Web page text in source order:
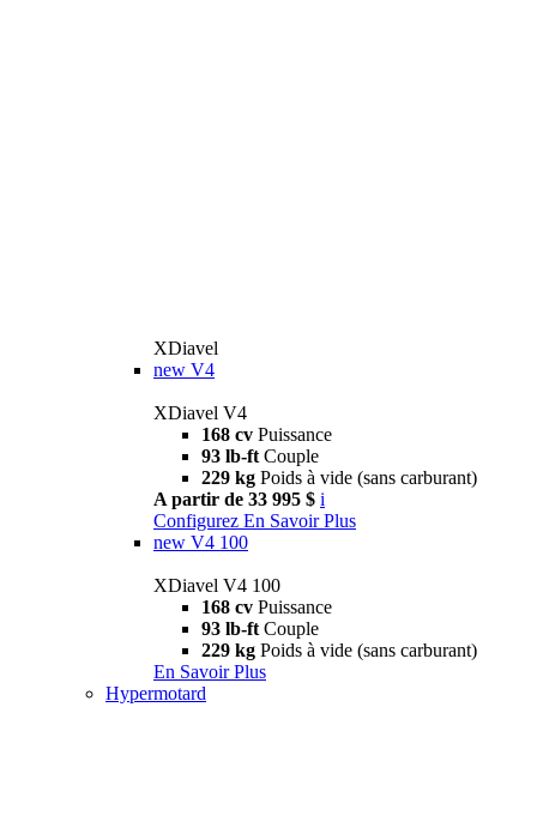
XDiavel
new V4
XDiavel V4
168 cv Puissance
93 lb-ft Couple
229 kg Poids à vide (sans carburant)
A partir de 33 995 $ i
Configurez En Savoir Plus
new V4 100
XDiavel V4 100
168 cv Puissance
93 lb-ft Couple
229 kg Poids à vide (sans carburant)
En Savoir Plus
Hypermotard